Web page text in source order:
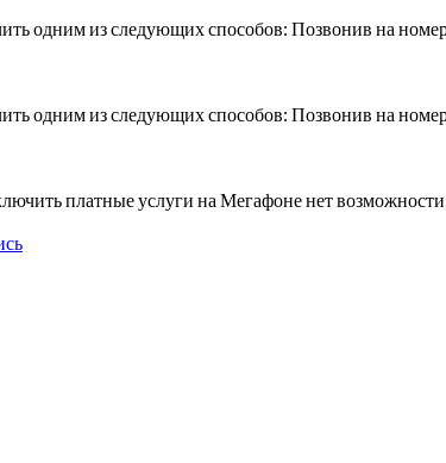
из следующих способов: Позвонив на
из следующих способов: Позвонив на
платные услуги на Мегафоне нет